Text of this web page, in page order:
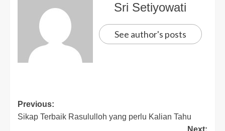
Sri Setiyowati
See author's posts
Previous:
Sikap Terbaik Rasululloh yang perlu Kalian Tahu